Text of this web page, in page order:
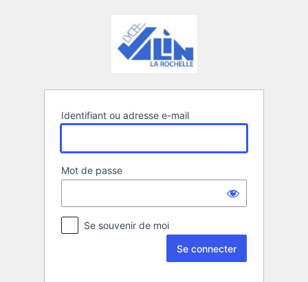
Identifiant ou adresse e-mail
Mot de passe
Se souvenir de moi